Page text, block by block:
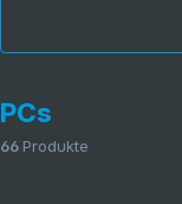
PCs
66 Produkte